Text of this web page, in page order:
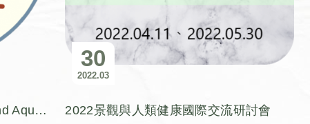
成功大學-13thAsia Fisheries and Aquaculture Forum
30
03
2022
2022景觀與人類健康國際交流研討會